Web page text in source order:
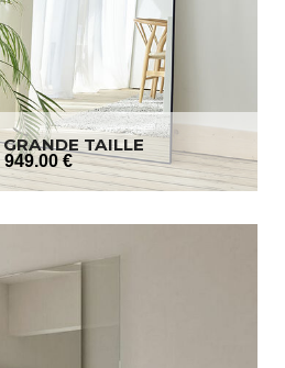
TAILLE
949.00 €